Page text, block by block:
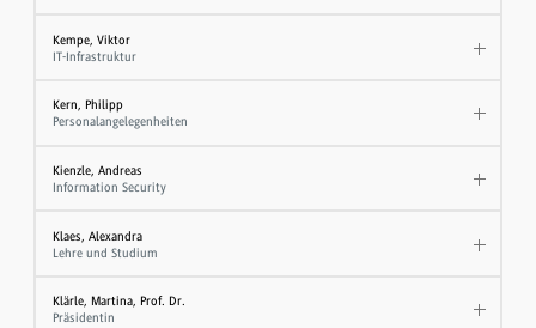
Kempe, Viktor
IT-Infrastruktur
Kern, Philipp
Personalangelegenheiten
Kienzle, Andreas
Information Security
Klaes, Alexandra
Lehre und Studium
Klärle, Martina, Prof. Dr.
Präsidentin